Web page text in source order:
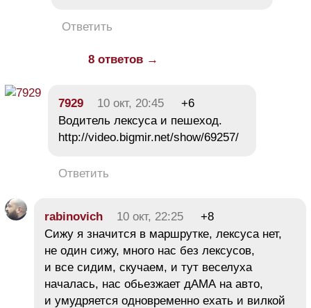
Ответить
8 ответов →
7929 10 окт, 20:45
+6
Водитель лексуса и пешеход.
http://video.bigmir.net/show/69257/
Ответить
rabinovich 10 окт, 22:25
+8
Сижу я значится в маршрутке, лексуса нет,
не один сижу, много нас без лексусов,
и все сидим, скучаем, и тут веселуха
началась, нас обьезжает дАМА на авто,
и умудряется одновременно ехать и вилкой